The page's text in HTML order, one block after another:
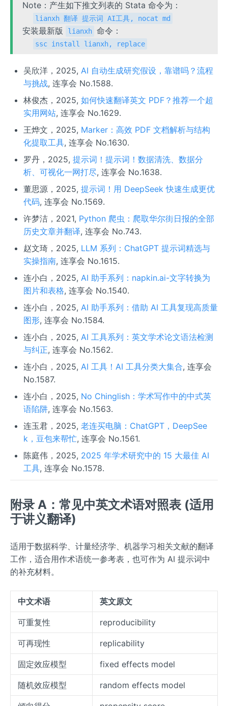
Note：产生如下推文列表的 Stata 命令为：
lianxh 翻译 提示词 AI工具, nocat md
安装最新版 lianxh 命令：
ssc install lianxh, replace
吴欣洋，2025, AI 自动生成研究假设，靠谱吗？流程
与挑战, 连享会 No.1588.
林俊杰，2025, 如何快速翻译英文 PDF？推荐一个超
实用网站, 连享会 No.1629.
王烨文，2025, Marker：高效 PDF 文档解析与结构
化提取工具, 连享会 No.1630.
罗丹，2025, 提示词！提示词！数据清洗、数据分
析、可视化一网打尽, 连享会 No.1638.
董思源，2025, 提示词！用 DeepSeek 快速生成更优
代码, 连享会 No.1569.
许梦洁，2021, Python 爬虫：爬取华尔街日报的全部
历史文章并翻译, 连享会 No.743.
赵文琦，2025, LLM 系列：ChatGPT 提示词精选与
实操指南, 连享会 No.1615.
连小白，2025, AI 助手系列：napkin.ai-文字转换为
图片和表格, 连享会 No.1540.
连小白，2025, AI 助手系列：借助 AI 工具复现高质量
图形, 连享会 No.1584.
连小白，2025, AI 工具系列：英文学术论文语法检测
与纠正, 连享会 No.1562.
连小白，2025, AI 工具！AI 工具分类大集合, 连享会
No.1587.
连小白，2025, No Chinglish：学术写作中的中式英
语陷阱, 连享会 No.1563.
连玉君，2025, 老连买电脑：ChatGPT，DeepSee
k，豆包来帮忙, 连享会 No.1561.
陈庭伟，2025, 2025 年学术研究中的 15 大最佳 AI
工具, 连享会 No.1578.
附录 A：常见中英文术语对照表 (适用
于讲义翻译)
适用于数据科学、计量经济学、机器学习相关文献的翻译
工作，适合用作术语统一参考表，也可作为 AI 提示词中
的补充材料。
中文术语 英文原文
可重复性 reproducibility
可再现性 replicability
固定效应模型 fixed effects model
随机效应模型 random effects model